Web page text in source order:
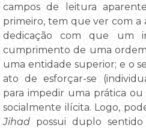
campos de leitura
primeiro, tem que ver com a
dedicação com que um
cumprimento de uma
uma entidade superior; e o
ato de esforçar-se
para impedir uma prática ou
socialmente ilícita. Logo,
Jihad possui duplo